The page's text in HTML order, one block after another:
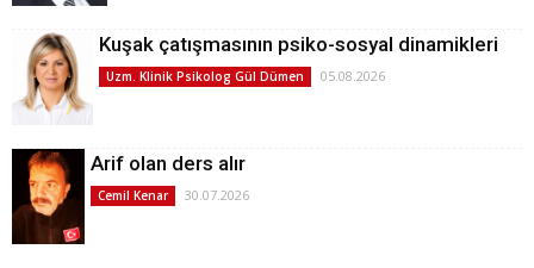
Kuşak çatışmasının psiko-sosyal dinamikleri
Uzm. Klinik Psikolog Gül Dümen 05.08.2026
Arif olan ders alır
Cemil Kenar 30.07.2026